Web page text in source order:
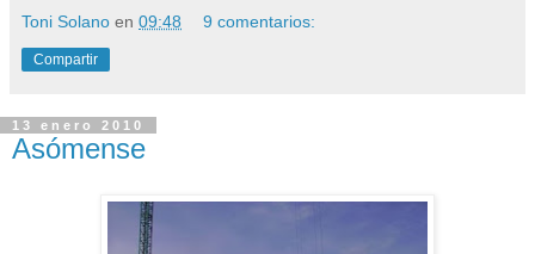
Toni Solano en 09:48 9 comentarios:
Compartir
13 enero 2010
Asómense